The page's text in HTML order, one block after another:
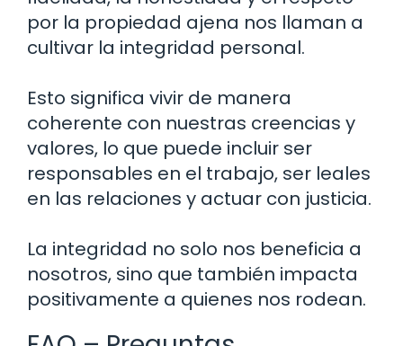
por la propiedad ajena nos llaman a
cultivar la integridad personal.
Esto significa vivir de manera
coherente con nuestras creencias y
valores, lo que puede incluir ser
responsables en el trabajo, ser leales
en las relaciones y actuar con justicia.
La integridad no solo nos beneficia a
nosotros, sino que también impacta
positivamente a quienes nos rodean.